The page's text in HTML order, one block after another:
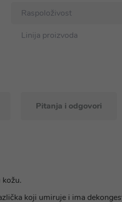
Raspoloživost
Linija proizvoda
Pitanja i odgovori
kožu.
koji umiruje i ima